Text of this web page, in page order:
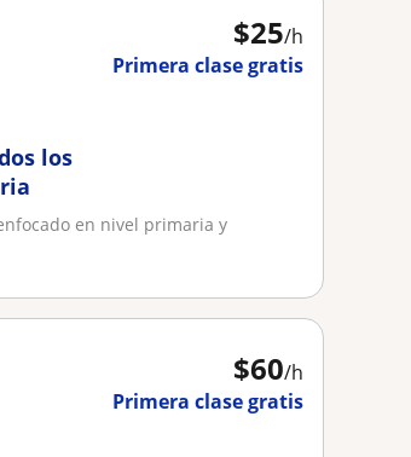
$25/h
Primera clase gratis
los
en nivel primaria y
$60/h
Primera clase gratis